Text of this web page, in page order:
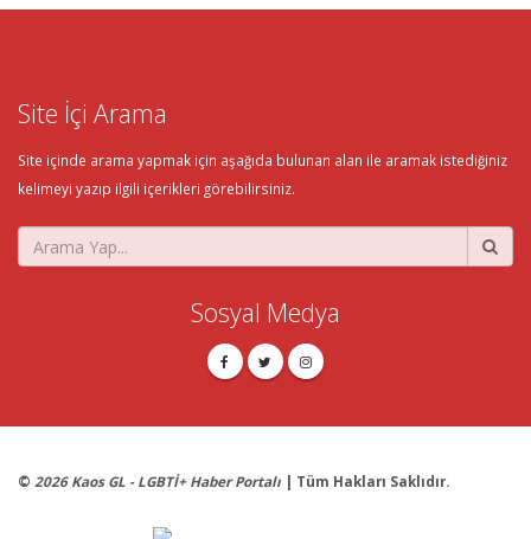
Site İçi Arama
Site içinde arama yapmak için aşağıda bulunan alan ile aramak istediğiniz
kelimeyi yazıp ilgili içerikleri görebilirsiniz.
Sosyal Medya
© 2026 Kaos GL - LGBTİ+ Haber Portalı | Tüm Hakları Saklıdır.